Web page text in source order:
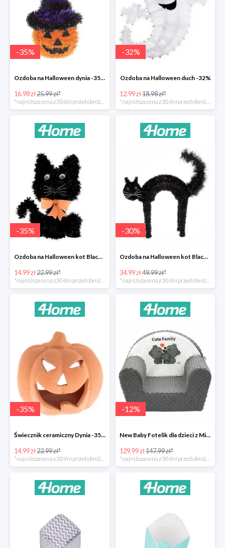
-35%
Ozdoba na Halloween dynia -35%
16.98 zł25.99 zł*
*najniższa cena z 30 dni przed obniżką
-32%
Ozdoba na Halloween duch -32%
12.99 zł18.98 zł*
*najniższa cena z 30 dni przed obniżką
-35%
Ozdoba na Halloween kot Blackie -35%
14.99 zł22.99 zł*
-30%
Ozdoba na Halloween kot Black -35%
34.99 zł49.99 zł*
-35%
Świecznik ceramiczny Dynia -35%
14.99 zł22.99 zł*
*najniższa cena z 30 dni przed obniżką
-12%
New Baby Fotelik dla dzieci z Minky Cute Family -12%
129.99 zł147.99 zł*
*najniższa cena z 30 dni przed obniżką